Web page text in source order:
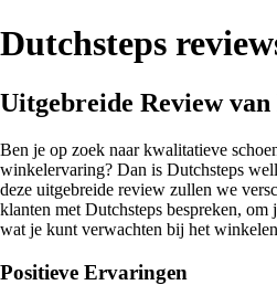
Dutchsteps
Uitgebreide Review van
Ben je op zoek naar kwalitatieve
winkelervaring? Dan is Dutchsteps
deze uitgebreide review zullen we
klanten met Dutchsteps bespreken, om
wat je kunt verwachten bij het
Positieve Ervaringen